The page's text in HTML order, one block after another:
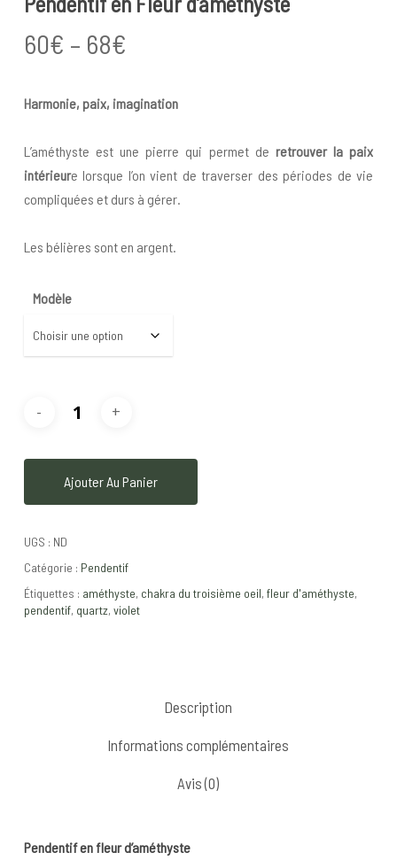
60€ – 68€
60€
through
68€
Harmonie, paix, imagination
L’améthyste est une pierre qui permet de retrouver la paix
intérieure lorsque l’on vient de traverser des périodes de vie
compliquées et durs à gérer.
Les bélières sont en argent.
Modèle
Ajouter Au Panier
UGS : ND
Catégorie : Pendentif
Étiquettes : améthyste, chakra du troisième oeil, fleur d'améthyste,
pendentif, quartz, violet
Description
Informations complémentaires
Avis (0)
Pendentif en fleur d’améthyste